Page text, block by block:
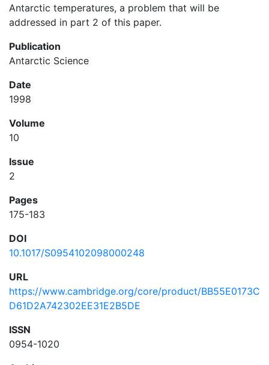
Antarctic temperatures, a problem that will be
addressed in part 2 of this paper.
Publication
Antarctic Science
Date
1998
Volume
10
Issue
2
Pages
175-183
DOI
10.1017/S0954102098000248
URL
https://www.cambridge.org/core/product/BB55E0173C
D61D2A742302EE31E2B5DE
ISSN
0954-1020